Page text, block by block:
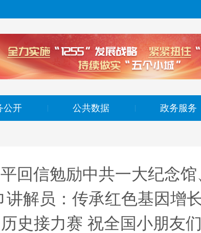
公开 公共数据 政务服务
回信勉励中共一大纪念
讲解员：传承红色基因增
历史接力赛 祝全国小朋友